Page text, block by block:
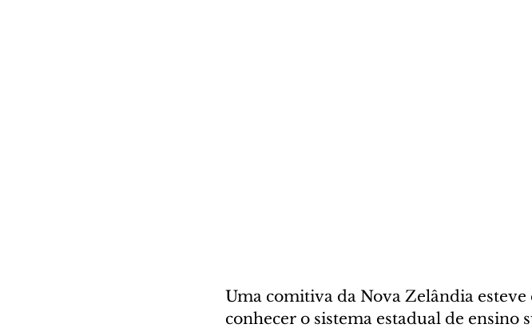
Uma comitiva da Nova Zelândia
conhecer o sistema estadual de